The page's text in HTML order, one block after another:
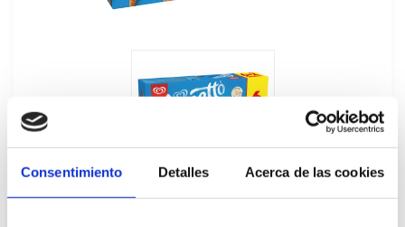
Consentimiento Detalles Acerca de las cookies